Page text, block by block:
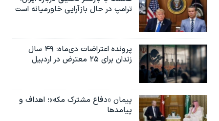
ترامپ در حال بازآرایی خاورمیانه است
پرونده اعتراضات دی‌ماه: ۴۹ سال
زندان برای ۲۵ معترض در اردبیل
پیمان «دفاع مشترک مکه»؛ اهداف و
پیامدها